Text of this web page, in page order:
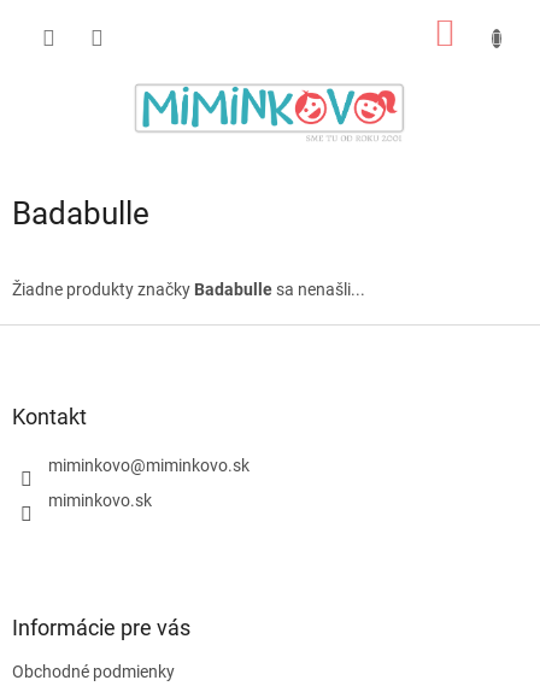
Badabulle
Žiadne produkty značky Badabulle sa nenašli...
Kontakt
miminkovo@miminkovo.sk
miminkovo.sk
Informácie pre vás
Obchodné podmienky